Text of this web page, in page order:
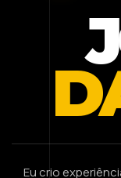
Eu crio